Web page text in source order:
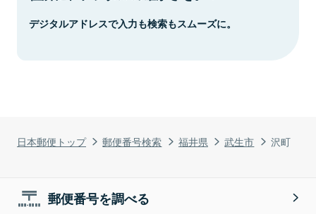
日本郵便トップ 郵便番号検索 福井県 武生市 沢町
デジタルアドレスで入力も検索もスムーズに。
郵便番号を調べる